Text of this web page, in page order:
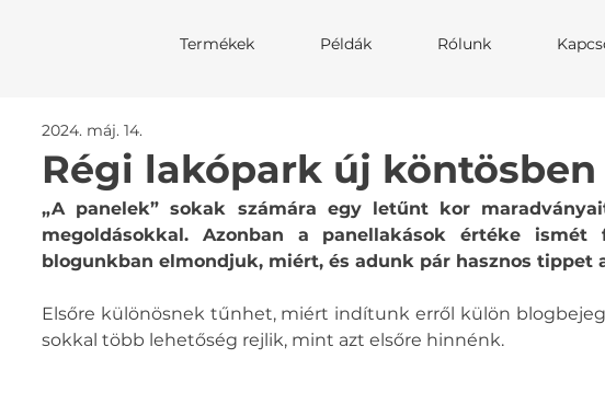
Termékek Példák Rólunk
Régi lakópark új köntösben
2024. máj. 14.
„A panelek” sokak számára egy letűnt kor
megoldásokkal. Azonban a panellakások értéke ismét
blogunkban elmondjuk, miért, és adunk pár hasznos tippet
Elsőre különösnek tűnhet, miért indítunk erről külön
sokkal több lehetőség rejlik, mint azt elsőre hinnénk.